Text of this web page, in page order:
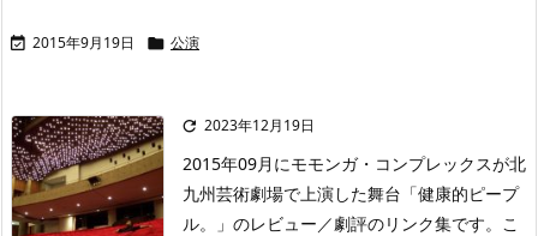
 2015年9月19日  公演
 2023年12月19日
2015年09月にモモンガ・コンプレックスが北
九州芸術劇場で上演した舞台「健康的ピープ
ル。」のレビュー／劇評のリンク集です。こ